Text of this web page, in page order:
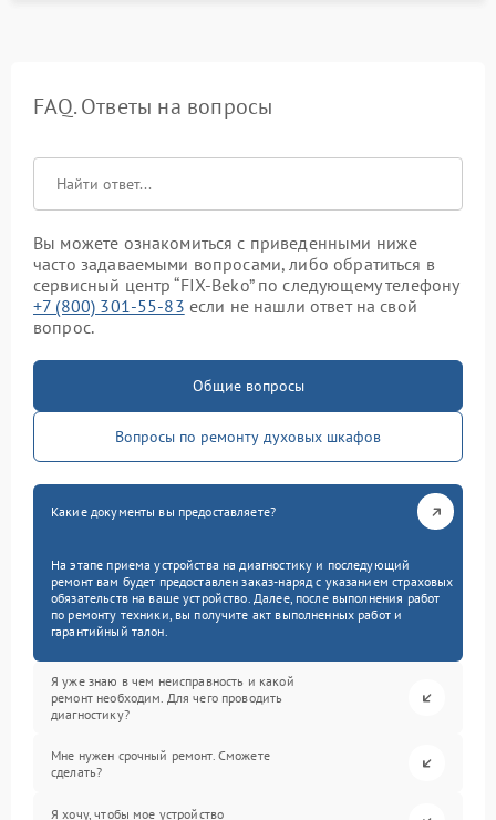
FAQ. Ответы на вопросы
Вы можете ознакомиться с приведенными ниже
часто задаваемыми вопросами, либо обратиться в
сервисный центр “FIX-Beko” по следующему телефону
+7 (800) 301-55-83 если не нашли ответ на свой
вопрос.
Общие вопросы
Вопросы по ремонту духовых шкафов
Какие документы вы предоставляете?
На этапе приема устройства на диагностику и последующий
ремонт вам будет предоставлен заказ-наряд с указанием страховых
обязательств на ваше устройство. Далее, после выполнения работ
по ремонту техники, вы получите акт выполненных работ и
гарантийный талон.
Я уже знаю в чем неисправность и какой
ремонт необходим. Для чего проводить
диагностику?
Мне нужен срочный ремонт. Сможете
сделать?
Я хочу, чтобы мое устройство